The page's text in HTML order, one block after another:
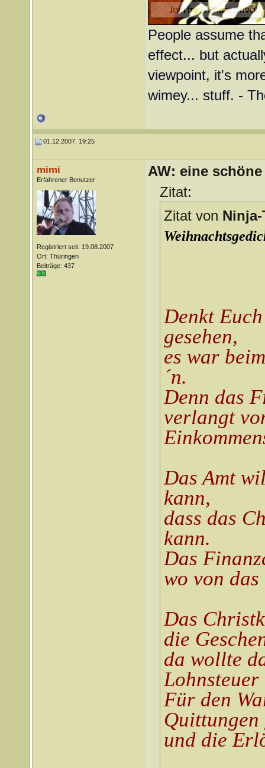
People assume
effect... but
viewpoint, it's
wimey... stuff. -
01.12.2007, 19:25
mimi
Erfahrener Benutzer
Registriert seit: 19.08.2007
Ort: Thüringen
Beiträge: 437
AW: eine
Zitat:
Zitat von Ninja-
Denkt
gesehen,
es war
´n.
Denn das
verlangt
Das Amt
kann,
dass das
kann.
Das
wo von
Das
die
da wollte
Lohnsteuer
Für den
Quittungen
und die